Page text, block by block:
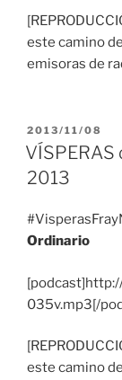
este camino
emisoras de
PUBLICADO
EL
2013/11/08
2013
Ordinario
035v.mp3[/
este camino